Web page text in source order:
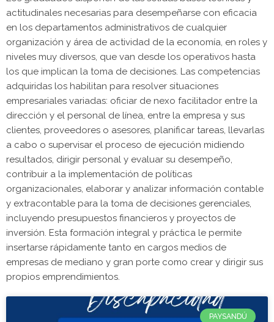
actitudinales necesarias para desempeñarse con eficacia
en los departamentos administrativos de cualquier
organización y área de actividad de la economía, en roles y
niveles muy diversos, que van desde los operativos hasta
los que implican la toma de decisiones. Las competencias
adquiridas los habilitan para resolver situaciones
empresariales variadas: oficiar de nexo facilitador entre la
dirección y el personal de línea, entre la empresa y sus
clientes, proveedores o asesores, planificar tareas, llevarlas
a cabo o supervisar el proceso de ejecución midiendo
resultados, dirigir personal y evaluar su desempeño,
contribuir a la implementación de políticas
organizacionales, elaborar y analizar información contable
y extracontable para la toma de decisiones gerenciales,
incluyendo presupuestos financieros y proyectos de
inversión. Esta formación integral y práctica le permite
insertarse rápidamente tanto en cargos medios de
empresas de mediano y gran porte como crear y dirigir sus
propios emprendimientos.
PAYSANDÚ